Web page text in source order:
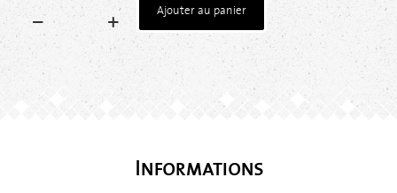
Ajouter au panier
Informations